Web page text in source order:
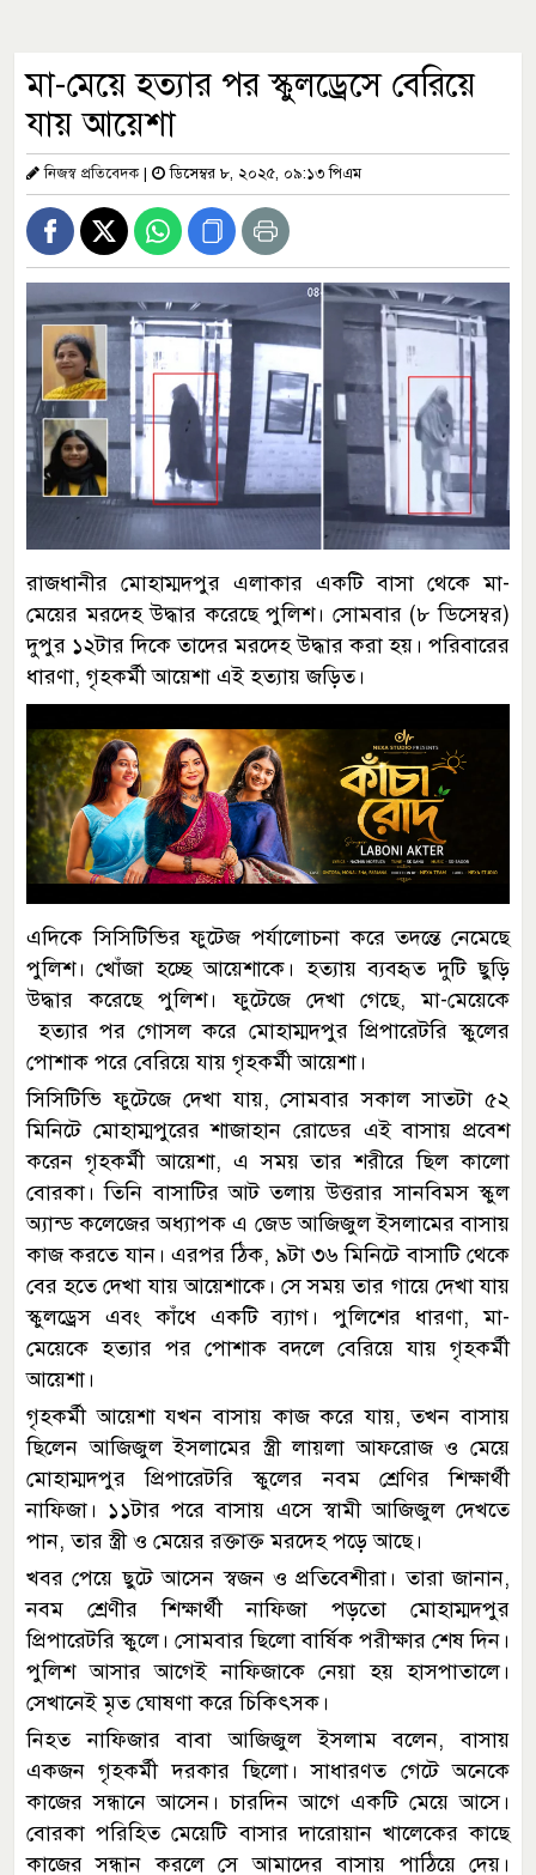
মা-মেয়ে হত্যার পর স্কুলড্রেসে বেরিয়ে
যায় আয়েশা
নিজস্ব প্রতিবেদক| ডিসেম্বর ৮, ২০২৫, ০৯:১৩ পিএম
রাজধানীর মোহাম্মদপুর এলাকার একটি বাসা থেকে মা-
মেয়ের মরদেহ উদ্ধার করেছে পুলিশ। সোমবার (৮ ডিসেম্বর)
দুপুর ১২টার দিকে তাদের মরদেহ উদ্ধার করা হয়। পরিবারের
ধারণা, গৃহকর্মী আয়েশা এই হত্যায় জড়িত।
এদিকে সিসিটিভির ফুটেজ পর্যালোচনা করে তদন্তে নেমেছে
পুলিশ। খোঁজা হচ্ছে আয়েশাকে। হত্যায় ব্যবহৃত দুটি ছুড়ি
উদ্ধার করেছে পুলিশ। ফুটেজে দেখা গেছে, মা-মেয়েকে
হত্যার পর গোসল করে মোহাম্মদপুর প্রিপারেটরি স্কুলের
পোশাক পরে বেরিয়ে যায় গৃহকর্মী আয়েশা।
সিসিটিভি ফুটেজে দেখা যায়, সোমবার সকাল সাতটা ৫২
মিনিটে মোহাম্মপুরের শাজাহান রোডের এই বাসায় প্রবেশ
করেন গৃহকর্মী আয়েশা, এ সময় তার শরীরে ছিল কালো
বোরকা। তিনি বাসাটির আট তলায় উত্তরার সানবিমস স্কুল
অ্যান্ড কলেজের অধ্যাপক এ জেড আজিজুল ইসলামের বাসায়
কাজ করতে যান। এরপর ঠিক, ৯টা ৩৬ মিনিটে বাসাটি থেকে
বের হতে দেখা যায় আয়েশাকে। সে সময় তার গায়ে দেখা যায়
স্কুলড্রেস এবং কাঁধে একটি ব্যাগ। পুলিশের ধারণা, মা-
মেয়েকে হত্যার পর পোশাক বদলে বেরিয়ে যায় গৃহকর্মী
আয়েশা।
গৃহকর্মী আয়েশা যখন বাসায় কাজ করে যায়, তখন বাসায়
ছিলেন আজিজুল ইসলামের স্ত্রী লায়লা আফরোজ ও মেয়ে
মোহাম্মদপুর প্রিপারেটরি স্কুলের নবম শ্রেণির শিক্ষার্থী
নাফিজা। ১১টার পরে বাসায় এসে স্বামী আজিজুল দেখতে
পান, তার স্ত্রী ও মেয়ের রক্তাক্ত মরদেহ পড়ে আছে।
খবর পেয়ে ছুটে আসেন স্বজন ও প্রতিবেশীরা। তারা জানান,
নবম শ্রেণীর শিক্ষার্থী নাফিজা পড়তো মোহাম্মদপুর
প্রিপারেটরি স্কুলে। সোমবার ছিলো বার্ষিক পরীক্ষার শেষ দিন।
পুলিশ আসার আগেই নাফিজাকে নেয়া হয় হাসপাতালে।
সেখানেই মৃত ঘোষণা করে চিকিৎসক।
নিহত নাফিজার বাবা আজিজুল ইসলাম বলেন, বাসায়
একজন গৃহকর্মী দরকার ছিলো। সাধারণত গেটে অনেকে
কাজের সন্ধানে আসেন। চারদিন আগে একটি মেয়ে আসে।
বোরকা পরিহিত মেয়েটি বাসার দারোয়ান খালেকের কাছে
কাজের সন্ধান করলে সে আমাদের বাসায় পাঠিয়ে দেয়।